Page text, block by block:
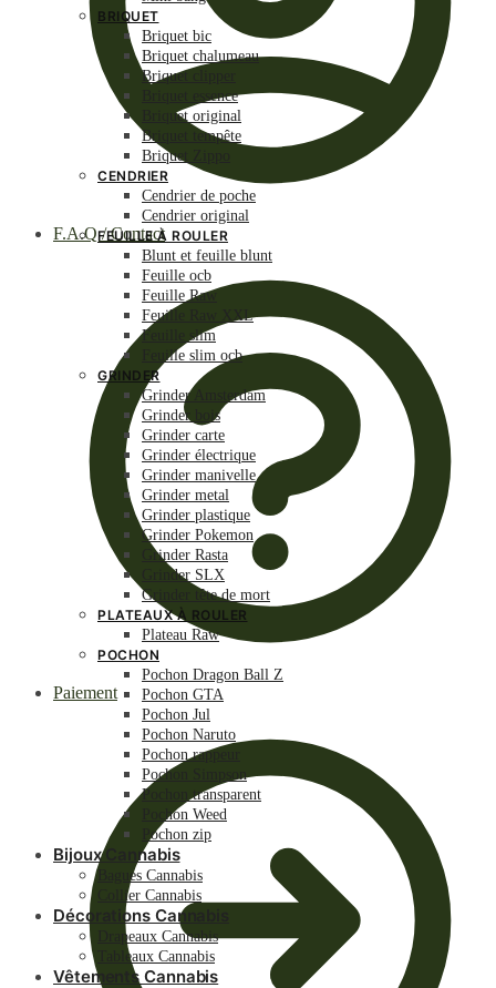
F.A.Q / Contact
Paiement
BRIQUET
Briquet bic
Briquet chalumeau
Briquet clipper
Briquet essence
Briquet original
Briquet tempête
Briquet Zippo
CENDRIER
Cendrier de poche
Cendrier original
FEUILLE À ROULER
Blunt et feuille blunt
Feuille ocb
Feuille Raw
Feuille Raw XXL
Feuille slim
Feuille slim ocb
GRINDER
Grinder Amsterdam
Grinder bois
Grinder carte
Grinder électrique
Grinder manivelle
Grinder metal
Grinder plastique
Grinder Pokemon
Grinder Rasta
Grinder SLX
Grinder tête de mort
PLATEAUX À ROULER
Plateau Raw
POCHON
Pochon Dragon Ball Z
Pochon GTA
Pochon Jul
Pochon Naruto
Pochon rappeur
Pochon Simpson
Pochon transparent
Pochon Weed
Pochon zip
Bijoux Cannabis
Bagues Cannabis
Collier Cannabis
Décorations Cannabis
Drapeaux Cannabis
Tableaux Cannabis
Vêtements Cannabis